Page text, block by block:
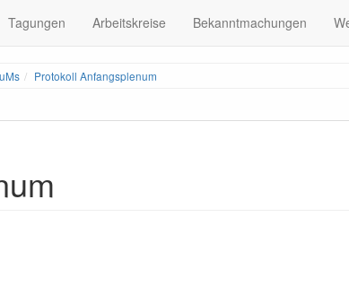
Tagungen Arbeitskreise Bekanntmachungen
Protokoll Anfangsplenum